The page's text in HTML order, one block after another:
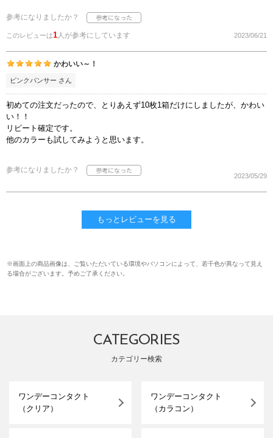
参考になりましたか？
このレビューは1人が参考にしています 2023/06/21
かわいい～！
ピンクパンサー さん
初めての注文だったので、とりあえず10枚1箱だけにしましたが、かわい
い！！
リピート確定です。
他のカラーも試してみようと思います。
参考になりましたか？
2023/05/29
もっとレビューを見る
※画面上の商品画像は、ご覧いただいている環境やパソコンによって、若干色が異なって見え
る場合がございます。予めご了承ください。
CATEGORIES
カテゴリー検索
ワンデーコンタクト
（クリア）
ワンデーコンタクト
（カラコン）